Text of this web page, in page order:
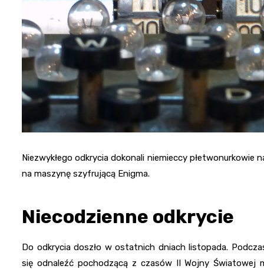
Niezwykłego odkrycia dokonali niemieccy
na maszynę szyfrującą Enigma.
Niecodzienne odkrycie
Do odkrycia doszło w ostatnich dniach listopada.
się odnaleźć pochodzącą z czasów II Wojny Światowej